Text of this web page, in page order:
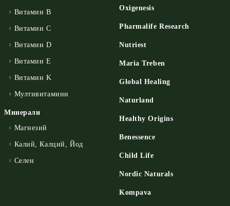
Витамин B
Витамин C
Витамин D
Витамин E
Витамин K
Мултивитамини
Минерали
Магнезий
Калий, Калций, Йод
Селен
Oxigenesis
Pharmalife Research
Nutriest
Maria Treben
Global Healing
Naturland
Healthy Origins
Benessence
Child Life
Nordic Naturals
Kompava